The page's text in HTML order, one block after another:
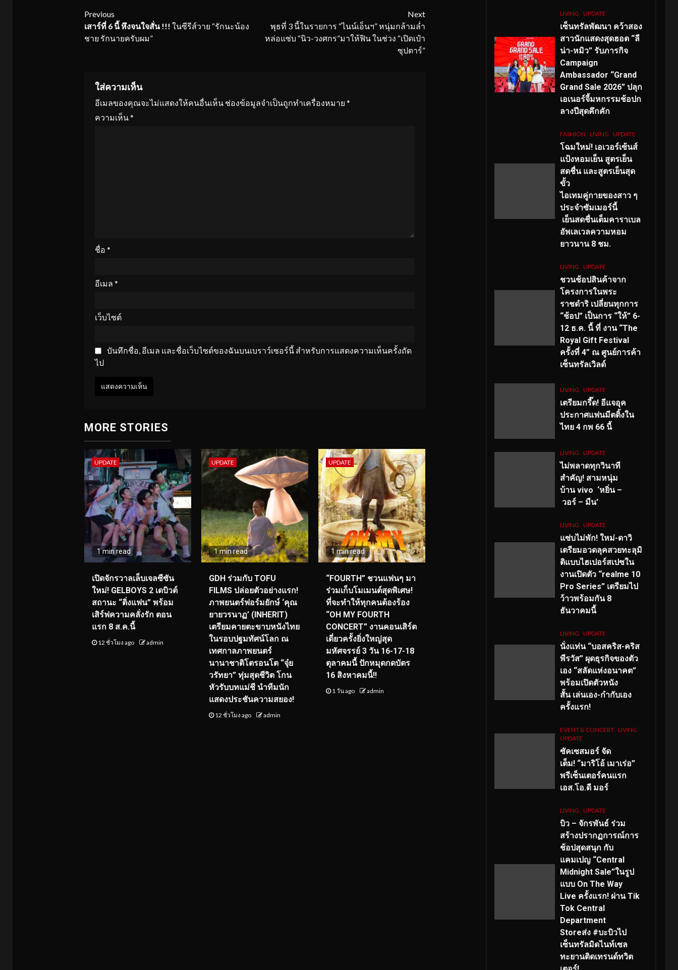
Continue
Reading
Previous
เสาร์ที่ 6 นี้ หึงจนใจสั่น !!! ในซีรีส์วาย “รักนะน้อง
ชาย รักนายครับผม”
Next
พุธที่ 3 นี้ในรายการ “ไนน์เอ็นฯ” หนุ่มกล้ามล่ำ
หล่อแซ่บ “นิว-วงศกร”มาให้ฟิน ในช่วง “เปิดเป๋า
ซุปตาร์”
ใส่ความเห็น
อีเมลของคุณจะไม่แสดงให้คนอื่นเห็น ช่องข้อมูลจำเป็นถูกทำเครื่องหมาย *
ความเห็น*
ชื่อ *
อีเมล *
เว็บไซต์
บันทึกชื่อ, อีเมล และชื่อเว็บไซต์ของฉันบนเบราว์เซอร์นี้ สำหรับการแสดงความเห็นครั้งถัด
ไป
MORE STORIES
UPDATE
1 min read
เปิดจักรวาลเล็บเจลซีซัน
ใหม่! GELBOYS 2 เดบิวต์
สถานะ “ติ่งแฟน” พร้อม
เสิร์ฟความคลั่งรัก ตอน
แรก 8 ส.ค.นี้
12 ชั่วโมง ago admin
UPDATE
1 min read
GDH ร่วมกับ TOFU
FILMS ปล่อยตัวอย่างแรก!
ภาพยนตร์ฟอร์มยักษ์ ‘คุณ
ยายวรนาฏ’ (INHERIT)
เตรียมคายตะขาบหนังไทย
ในรอบปฐมทัศน์โลก ณ
เทศกาลภาพยนตร์
นานาชาติโตรอนโต “จุ๋ย
วรัทยา” ทุ่มสุดชีวิต โกน
หัวรับบทแม่ชี นำทีมนัก
แสดงประชันความสยอง!
12 ชั่วโมง ago admin
UPDATE
1 min read
“FOURTH” ชวนแฟนๆ มา
ร่วมเก็บโมเมนต์สุดพิเศษ!
ที่จะทำให้ทุกคนต้องร้อง
“OH MY FOURTH
CONCERT” งานคอนเสิร์ต
เดี่ยวครั้งยิ่งใหญ่สุด
มหัศจรรย์ 3 วัน 16-17-18
ตุลาคมนี้ ปักหมุดกดบัตร
16 สิงหาคมนี้!!
1 วัน ago admin
LIVING UPDATE
เซ็นทรัลพัฒนา คว้าสอง
สาวนักแสดงสุดฮอต “ลี
น่า-หมิว” รับภารกิจ
Campaign
Ambassador “Grand
Grand Sale 2026” ปลุก
เอเนอร์จี้มหกรรมช้อปก
ลางปีสุดคึกคัก
FASHION LIVING UPDATE
โฉมใหม่! เอเวอร์เซ้นส์
แป้งหอมเย็น สูตรเย็น
สดชื่น และสูตรเย็นสุด
ขั้ว
ไอเทมคู่กายของสาว ๆ
ประจำซัมเมอร์นี้
เย็นสดชื่นเต็มคาราเบล
อัพเลเวลความหอม
ยาวนาน 8 ชม.
LIVING UPDATE
ชวนช้อปสินค้าจาก
โครงการในพระ
ราชดำริ เปลี่ยนทุกการ
“ช้อป” เป็นการ “ให้” 6-
12 ธ.ค. นี้ ที่ งาน “The
Royal Gift Festival
ครั้งที่ 4” ณ ศูนย์การค้า
เซ็นทรัลเวิลด์
LIVING UPDATE
เตรียมกรี๊ด! อีแจอุค
ประกาศแฟนมีตติ้งใน
ไทย 4 กพ 66 นี้
LIVING UPDATE
ไม่พลาดทุกวินาที
สำคัญ! สามหนุ่ม
บ้าน vivo ‘หยิ่น –
วอร์ – มีน’
LIVING UPDATE
แซ่บไม่พัก! ใหม่-ดาวิ
เตรียมอวดลุคสวยทะลุมิ
ติแบบไฮเปอร์สเปซใน
งานเปิดตัว “realme 10
Pro Series” เตรียมไป
ว้าวพร้อมกัน 8
ธันวาคมนี้
LIVING UPDATE
นั่งแท่น “บอสคริส-คริส
พีรวัส” ผุดธุรกิจของตัว
เอง “สลัดแห่งอนาคต”
พร้อมเปิดตัวหนัง
สั้น เล่นเอง-กำกับเอง
ครั้งแรก!
EVENT & CONCERT LIVING
UPDATE
ซัคเซสมอร์ จัด
เต็ม! “มาริโอ้ เมาเร่อ”
พรีเซ็นเตอร์คนแรก
เอส.โอ.ดี มอร์
LIVING UPDATE
บิว – จักรพันธ์ ร่วม
สร้างปรากฏการณ์การ
ช้อปสุดสนุก กับ
แคมเปญ “Central
Midnight Sale”ในรูป
แบบ On The Way
Live ครั้งแรก! ผ่าน Tik
Tok Central
Department
Storeส่ง #บะบิวไป
เซ็นทรัลมิดไนท์เซล
ทะยานติดเทรนด์ทวิต